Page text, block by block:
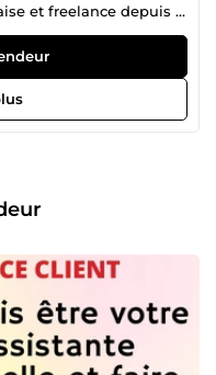
et freelance depuis 6
pour vous SOULAGER
peux vous aider à vivre
où, n’importe
en communication.
suis une personne très
et de
unique, c’est ma
une expertise
projet. Ma niche est le
le SAV, tenir à jour les
gérer les médias
tenir des dossiers
vente... Je suis